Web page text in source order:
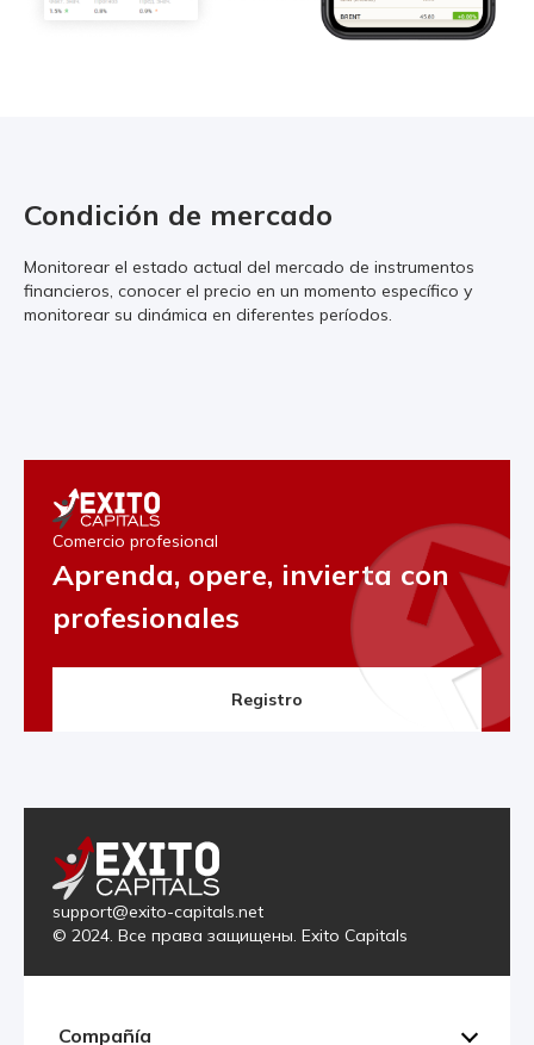
Condición de mercado
Monitorear el estado actual del mercado de instrumentos
financieros, conocer el precio en un momento específico y
monitorear su dinámica en diferentes períodos.
Comercio profesional
Aprenda, opere, invierta con
profesionales
Registro
support@exito-capitals.net
© 2024. Все права защищены. Exito Capitals
Compañía